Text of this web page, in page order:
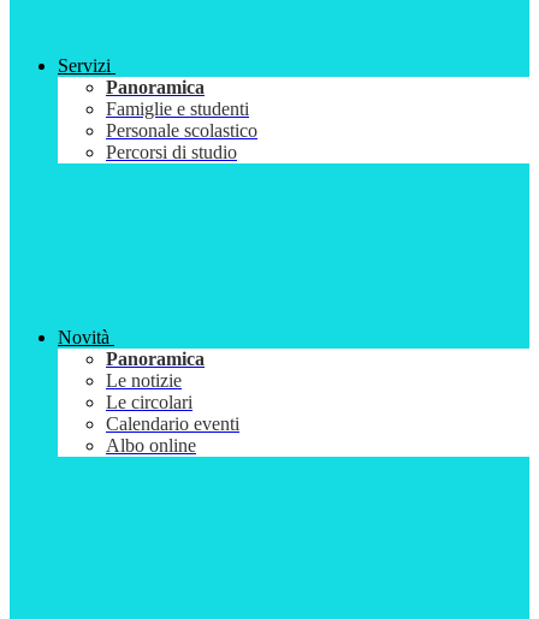
Servizi
Panoramica
Famiglie e studenti
Personale scolastico
Percorsi di studio
Novità
Panoramica
Le notizie
Le circolari
Calendario eventi
Albo online